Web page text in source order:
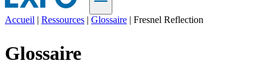
Produits
Accueil | Ressources | Glossaire | Fresnel Reflection
Glossaire